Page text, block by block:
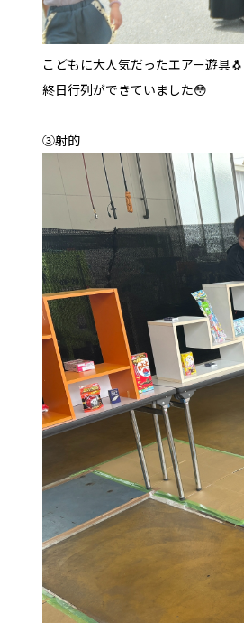
こどもに大人気だったエアー遊具🐧
終日行列ができていました😳
③射的